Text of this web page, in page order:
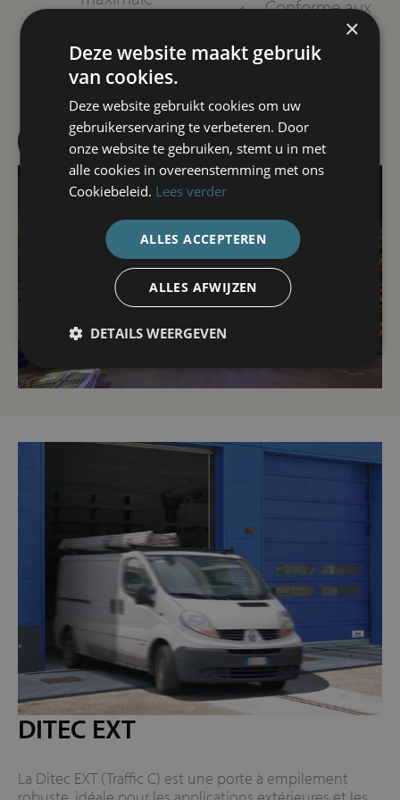
température
Diminution des
coûts d’entretien
Conforme aux
normes EN
Demander un devis
DITEC EXT
La Ditec EXT (Traffic C) est une porte à empilement
×
Deze website maakt gebruik
van cookies.
Deze website gebruikt cookies om uw
gebruikerservaring te verbeteren. Door
onze website te gebruiken, stemt u in met
alle cookies in overeenstemming met ons
Cookiebeleid. Lees verder
ALLES ACCEPTEREN
ALLES AFWIJZEN
DETAILS WEERGEVEN